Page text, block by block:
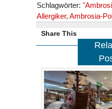
Schlagwörter:
Allergiker, Ambrosia-
Share This